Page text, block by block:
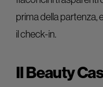
prima della partenza,
il check-in.
Il Beauty